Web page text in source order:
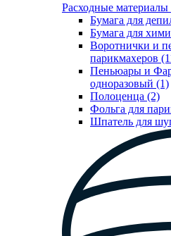
Расходные материалы
Бумага для
Бумага для
Воротнички и
парикмахеров
Пеньюары и
одноразовый (1)
Полоценца (2)
Фольга для
Шпатель для